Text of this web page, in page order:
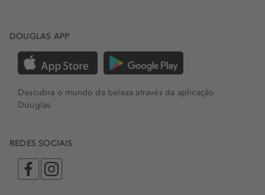
DOUGLAS APP
Descubra o mundo da beleza através da aplicação
Douglas.
REDES SOCIAIS